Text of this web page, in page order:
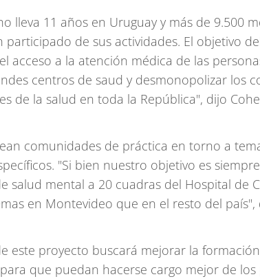
lleva 11 años en Uruguay y más de 9.500
participado de sus actividades. El objetivo
acceso a la atención médica de las
centros de saud y desmonopolizar los
de la salud en toda la República", dijo
comunidades de práctica en torno a
"Si bien nuestro objetivo es
salud mental a 20 cuadras del Hospital de
en Montevideo que en el resto del país",
este proyecto buscará mejorar la
que puedan hacerse cargo mejor de